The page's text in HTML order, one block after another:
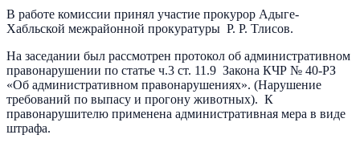
В работе комиссии принял участие прокурор Адыге-
Хабльской межрайонной прокуратуры Р. Р. Тлисов.
На заседании был рассмотрен протокол об административном
правонарушении по статье ч.3 ст. 11.9 Закона КЧР № 40-РЗ
«Об административном правонарушениях». (Нарушение
требований по выпасу и прогону животных). К
правонарушителю применена административная мера в виде
штрафа.